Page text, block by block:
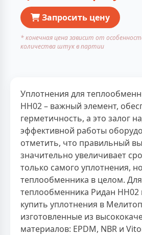
Запросить цену
* конечная цена зависит от
количества штук в партии
Уплотнения для
НН02 – важный элемент,
герметичность, а это залог
эффективной работы
отметить, что правильный
значительно увеличивает
только самого уплотнения,
теплообменника в целом. Для
теплообменника Ридан НН02
купить уплотнения в
изготовленные из
материалов: EPDM, NBR и